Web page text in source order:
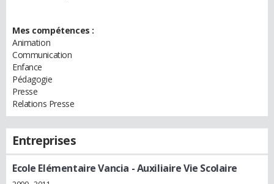
Mes compétences :
Animation
Communication
Enfance
Pédagogie
Presse
Relations Presse
Entreprises
Ecole Elémentaire Vancia - Auxiliaire Vie Scolaire